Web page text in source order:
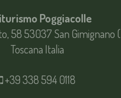
Poggiacolle
58 53037 San Gimignano
Toscana Italia
+39 338 594 0118